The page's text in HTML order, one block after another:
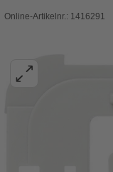
Online-Artikelnr.: 1416291